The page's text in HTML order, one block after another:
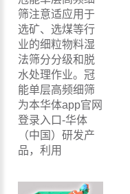
筛注意适应用于
选矿、选煤等行
业的细粒物料湿
法筛分分级和脱
水处理作业。冠
能单层高频细筛
为本华体app官网
登录入口-华体
（中国）研发产
品，利用